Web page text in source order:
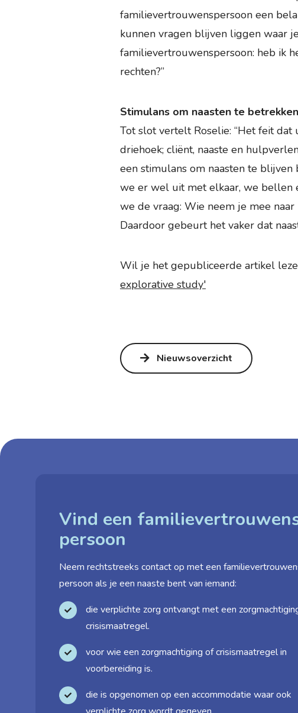
familievertrouwenspersoon een
kunnen vragen blijven liggen waar
familievertrouwenspersoon: heb ik
rechten?”
Stimulans om naasten te betrekken
Tot slot vertelt Roselie: “Het feit
driehoek; cliënt, naaste en
een stimulans om naasten te
we er wel uit met elkaar, we bellen
we de vraag: Wie neem je mee
Daardoor gebeurt het vaker dat
Wil je het gepubliceerde artikel
explorative study'
Nieuwsoverzicht
Vind een
persoon
Neem rechtstreeks contact op met een
persoon als je een naaste bent van iemand:
die verplichte zorg ontvangt met een
crisismaatregel.
voor wie een zorgmachtiging of crisismaatregel in
voorbereiding is.
die is opgenomen op een accommodatie waar ook